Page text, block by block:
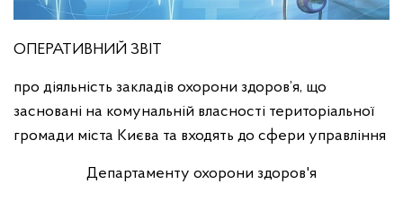
ОПЕРАТИВНИЙ ЗВІТ
про діяльність закладів охорони здоров’я, що
засновані на комунальній власності територіальної
громади міста Києва та входять до сфери управління
Департаменту охорони здоров'я